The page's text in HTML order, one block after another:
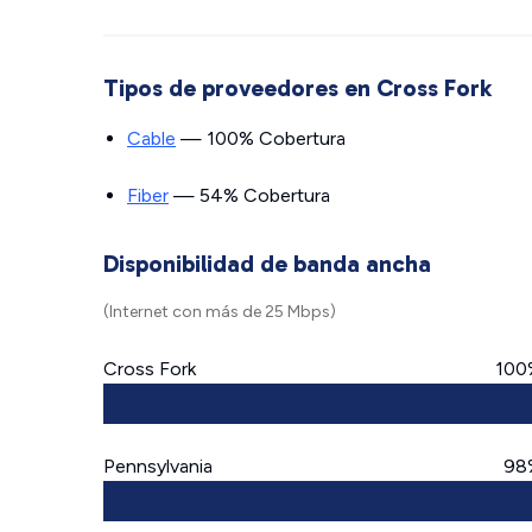
Tipos de proveedores en Cross Fork
Cable — 100% Cobertura
Fiber — 54% Cobertura
Disponibilidad de banda ancha
(Internet con más de 25 Mbps)
Cross Fork
Pennsylvania